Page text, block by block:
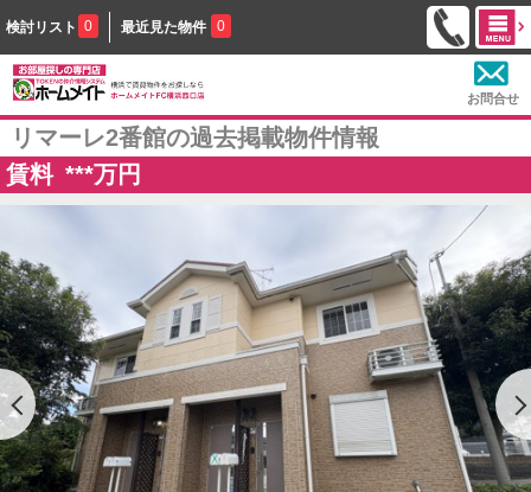
検討リスト 0 最近見た物件 0
お問合せ
リマーレ2番館の過去掲載物件情報
賃料 ***万円